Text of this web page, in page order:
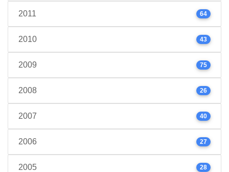
2011 64
2010 43
2009 75
2008 26
2007 40
2006 27
2005 28